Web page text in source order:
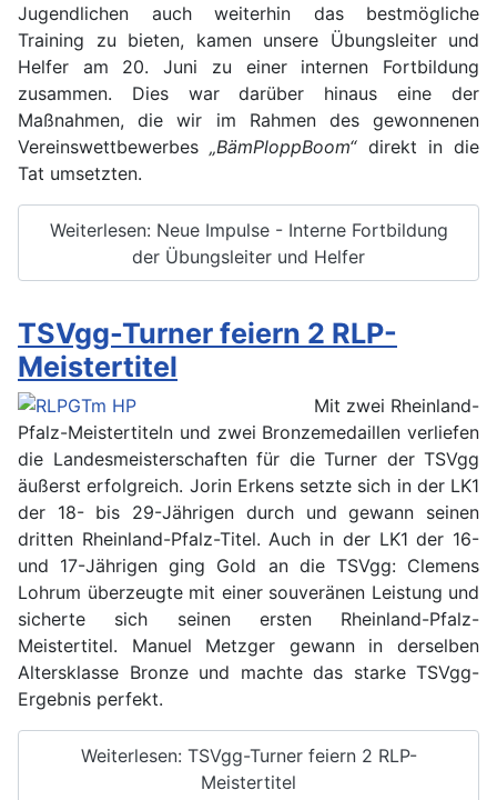
Jugendlichen auch weiterhin das bestmögliche
Training zu bieten, kamen unsere Übungsleiter und
Helfer am 20. Juni zu einer internen Fortbildung
zusammen. Dies war darüber hinaus eine der
Maßnahmen, die wir im Rahmen des gewonnenen
Vereinswettbewerbes„BämPloppBoom“direkt in die
Tat umsetzten.
Weiterlesen: Neue Impulse - Interne Fortbildung
der Übungsleiter und Helfer
TSVgg-Turner feiern 2 RLP-
Meistertitel
Mit zwei Rheinland-
Pfalz-Meistertiteln und zwei Bronzemedaillen verliefen
die Landesmeisterschaften für die Turner der TSVgg
äußerst erfolgreich. Jorin Erkens setzte sich in der LK1
der 18- bis 29-Jährigen durch und gewann seinen
dritten Rheinland-Pfalz-Titel. Auch in der LK1 der 16-
und 17-Jährigen ging Gold an die TSVgg: Clemens
Lohrum überzeugte mit einer souveränen Leistung und
sicherte sich seinen ersten Rheinland-Pfalz-
Meistertitel. Manuel Metzger gewann in derselben
Altersklasse Bronze und machte das starke TSVgg-
Ergebnis perfekt.
Weiterlesen: TSVgg-Turner feiern 2 RLP-
Meistertitel